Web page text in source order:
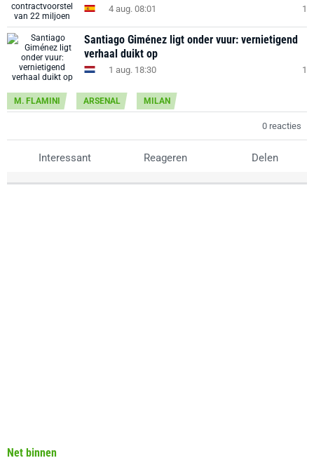
4 aug. 08:01 1
Santiago Giménez ligt onder vuur: vernietigend
verhaal duikt op
1 aug. 18:30 1
M. FLAMINI ARSENAL MILAN
0 reacties
Interessant Reageren Delen
Net binnen